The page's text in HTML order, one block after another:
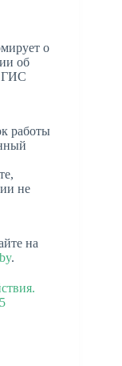
о
об
ГИС
работы
не
на
.